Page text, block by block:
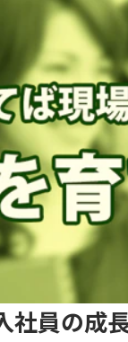
社員の成